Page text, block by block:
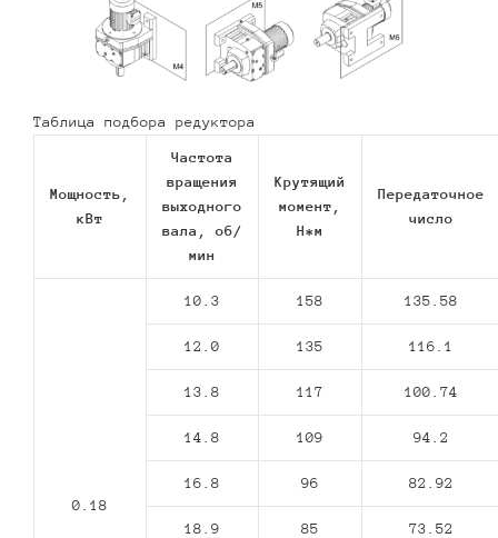
Таблица подбора редуктора
Мощность,
кВт
Частота
вращения
выходного
вала, об/
мин
Крутящий
момент,
Н*м
Передаточное
число
0.18
10.3 158 135.58
12.0 135 116.1
13.8 117 100.74
14.8 109 94.2
16.8 96 82.92
18.9 85 73.52